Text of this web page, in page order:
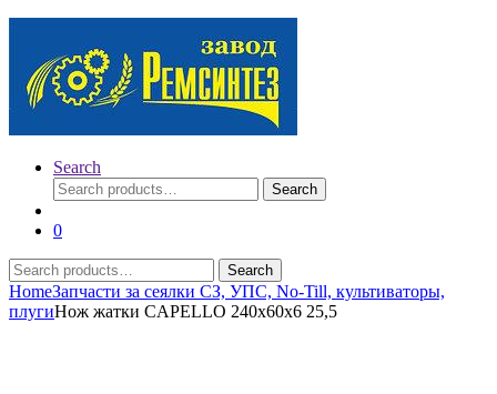
Search
Search
for:
Search
0
Search
for:
Search
HomeЗапчасти за сеялки СЗ, УПС, No-Till, культиваторы,
плугиНож жатки CAPELLO 240x60x6 25,5